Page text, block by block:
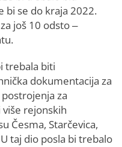
bi se do kraja 2022.
još 10 odsto –
trebala biti
dokumentacija za
za
rejonskih
Česma, Starčevica,
taj dio posla bi trebalo